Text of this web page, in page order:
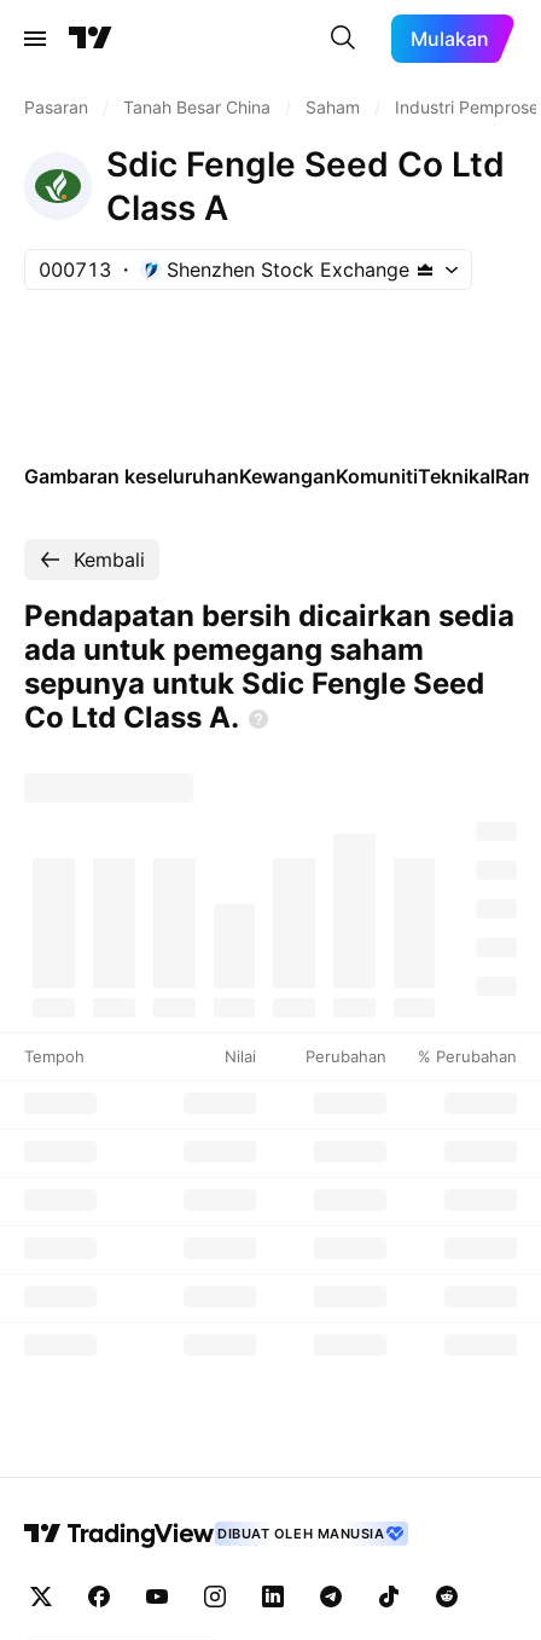
Mulakan
Pasaran Tanah Besar China Saham Industri
Sdic Fengle Seed Co Ltd
Class A
000713 Shenzhen Stock Exchange
Gambaran keseluruhanKewanganKomunitiTeknikal
Kembali
Pendapatan bersih dicairkan sedia
ada untuk pemegang saham
sepunya untuk Sdic Fengle Seed
Co Ltd Class A.
Tempoh Nilai Perubahan % Perubahan
DIBUAT OLEH MANUSIA